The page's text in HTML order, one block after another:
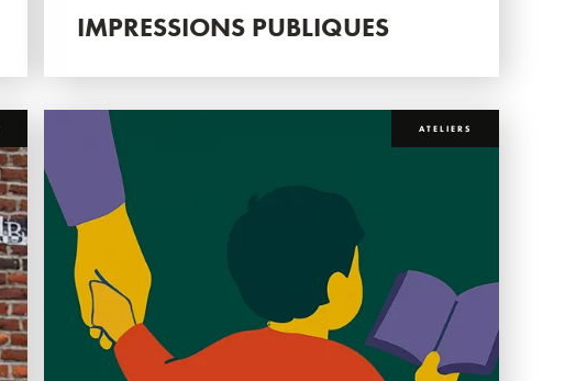
IMPRESSIONS PUBLIQUES
ATELIERS